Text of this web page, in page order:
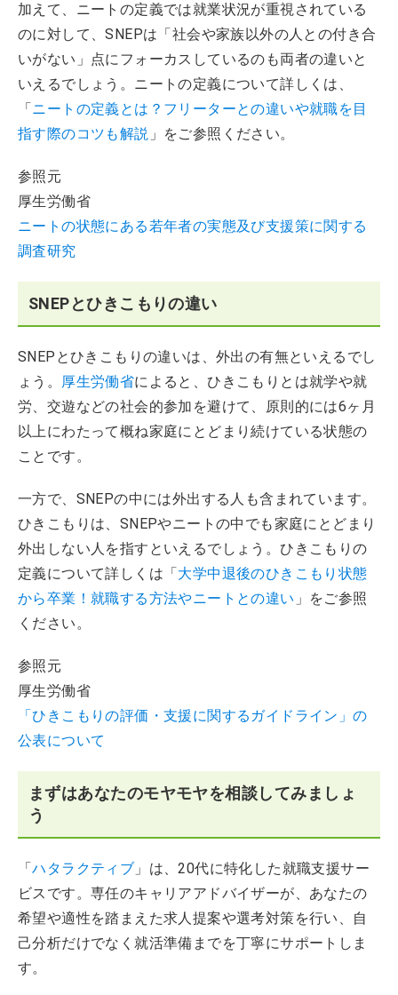
加えて、ニートの定義では就業状況が重視されている
のに対して、SNEPは「社会や家族以外の人との付き合
いがない」点にフォーカスしているのも両者の違いと
いえるでしょう。ニートの定義について詳しくは、
「ニートの定義とは？フリーターとの違いや就職を目
指す際のコツも解説 」をご参照ください。
参照元
厚生労働省
ニートの状態にある若年者の実態及び支援策に関する
調査研究
SNEPとひきこもりの違い
SNEPとひきこもりの違いは、外出の有無といえるでし
ょう。 厚生労働省によると、ひきこもりとは就学や就
労、交遊などの社会的参加を避けて、原則的には6ヶ月
以上にわたって概ね家庭にとどまり続けている状態の
ことです。
一方で、SNEPの中には外出する人も含まれています。
ひきこもりは、SNEPやニートの中でも家庭にとどまり
外出しない人を指すといえるでしょう。ひきこもりの
定義について詳しくは「大学中退後のひきこもり状態
から卒業！就職する方法やニートとの違い 」をご参照
ください。
参照元
厚生労働省
「ひきこもりの評価・支援に関するガイドライン」の
公表について
まずはあなたのモヤモヤを相談してみましょ
う
「ハタラクティブ 」は、20代に特化した就職支援サー
ビスです。専任のキャリアアドバイザーが、あなたの
希望や適性を踏まえた求人提案や選考対策を行い、自
己分析だけでなく就活準備までを丁寧にサポートしま
す。